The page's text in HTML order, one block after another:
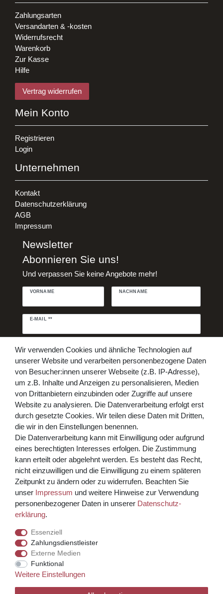
Zahlungsarten
Versandarten & -kosten
Widerrufsrecht
Warenkorb
Zur Kasse
Hilfe
Vertrag widerrufen
Mein Konto
Registrieren
Login
Unternehmen
Kontakt
Datenschutzerklärung
AGB
Impressum
Newsletter
Abonnieren Sie uns!
Und verpassen Sie keine Angebote mehr!
VORNAME NACHNAME
E-MAIL **
Newsletter
Hiermit bestätige ich, dass ich dieDaten­schutz­erklärung
Abonnieren
** Hierbei handelt es sich um ein Pflichtfeld.
Bezahlen Sie bequem per
Kreditkarte über PayPal Funktion
Wir versenden mit
© Copyright 2026 Weinhaus Blum. Alle Rechte vorbehalten.
Template, CMS & Warenwirtschaft by
Wir verwenden Cookies und ähnliche Technologien auf
unserer Website und verarbeiten personenbezogene Daten
von Besucher:innen unserer Webseite (z.B. IP-Adresse),
um z.B. Inhalte und Anzeigen zu personalisieren, Medien
von Drittanbietern einzubinden oder Zugriffe auf unsere
Website zu analysieren. Die Datenverarbeitung erfolgt erst
durch gesetzte Cookies. Wir teilen diese Daten mit Dritten,
die wir in den Einstellungen benennen.
Die Datenverarbeitung kann mit Einwilligung oder aufgrund
eines berechtigten Interesses erfolgen. Die Zustimmung
kann erteilt oder abgelehnt werden. Es besteht das Recht,
nicht einzuwilligen und die Einwilligung zu einem späteren
Zeitpunkt zu ändern oder zu widerrufen. Beachten Sie
unser Impressum und weitere Hinweise zur Verwendung
personenbezogener Daten in unserer Daten­schutz­
erklärung.
Essenziell
Zahlungsdienstleister
Externe Medien
Funktional
Weitere Einstellungen